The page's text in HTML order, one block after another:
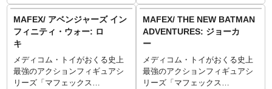
荷までに1週間前後必要となりま
す。
※メーカー在庫品切れの場合、
商品をご用意出来ない場合もご
ざいます。
荷までに1週間前後必要となりま
す。
※メーカー在庫品切れの場合、
商品をご用意出来ない場合もご
ざいます。
ディレクションは小松原博之氏
が担当。人体が内包されている
「トニー・スターク製スーツ」
を意識して造型され、各関節ポ
イントも極めて人体に近い位置
での可動を追及しています。各
所にダイキャストを使用し重厚
フィギュア、「素顔用頭部パー
ツ」に加え、台座と組み合わせ
てディスプレイ可能な「ガーゴ
イルパーツ」が付属します！是
非お手元にお迎えください！
※お取り寄せ商品はご注文後出
荷までに1週間前後必要となりま
MAFEX/ アベンジャーズ イン
フィニティ・ウォー: ロ
キ
メディコム・トイがおくる史上
最強のアクションフィギュアシ
リーズ「マフェックス
MAFEX/ THE NEW BATMAN
ADVENTURES: ジョーカ
ー
メディコム・トイがおくる史上
最強のアクションフィギュアシ
リーズ「マフェックス